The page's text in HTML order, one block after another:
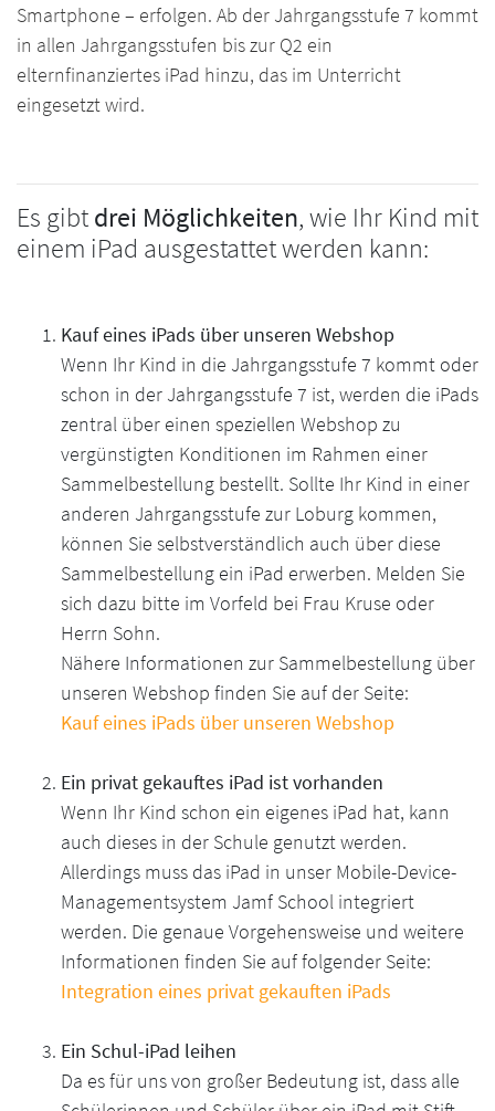
Smartphone – erfolgen. Ab der Jahrgangsstufe 7 kommt
in allen Jahrgangsstufen bis zur Q2 ein
elternfinanziertes iPad hinzu, das im Unterricht
eingesetzt wird.
Es gibtdrei Möglichkeiten, wie Ihr Kind mit
einem iPad ausgestattet werden kann:
Kauf eines iPads über unseren Webshop
Wenn Ihr Kind in die Jahrgangsstufe 7 kommt oder
schon in der Jahrgangsstufe 7 ist, werden die iPads
zentral über einen speziellen Webshop zu
vergünstigten Konditionen im Rahmen einer
Sammelbestellung bestellt. Sollte Ihr Kind in einer
anderen Jahrgangsstufe zur Loburg kommen,
können Sie selbstverständlich auch über diese
Sammelbestellung ein iPad erwerben. Melden Sie
sich dazu bitte im Vorfeld bei Frau Kruse oder
Herrn Sohn.
Nähere Informationen zur Sammelbestellung über
unseren Webshop finden Sie auf der Seite:
Kauf eines iPads über unseren Webshop
Ein privat gekauftes iPad ist vorhanden
Wenn Ihr Kind schon ein eigenes iPad hat, kann
auch dieses in der Schule genutzt werden.
Allerdings muss das iPad in unser Mobile-Device-
Managementsystem Jamf School integriert
werden. Die genaue Vorgehensweise und weitere
Informationen finden Sie auf folgender Seite:
Integration eines privat gekauften iPads
Ein Schul-iPad leihen
Da es für uns von großer Bedeutung ist, dass alle